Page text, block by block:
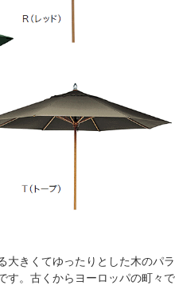
大きくてゆったりとした木のパラ
す。古くからヨーロッパの町々で